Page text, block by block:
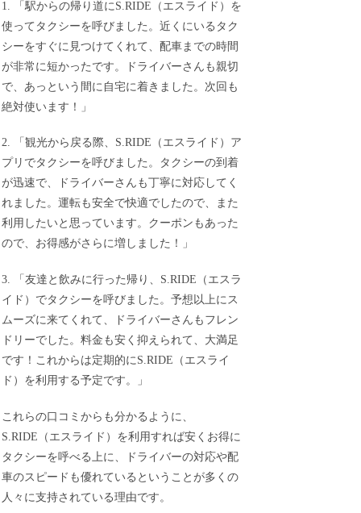
1. 「駅からの帰り道にS.RIDE（エスライド）を
使ってタクシーを呼びました。近くにいるタク
シーをすぐに見つけてくれて、配車までの時間
が非常に短かったです。ドライバーさんも親切
で、あっという間に自宅に着きました。次回も
絶対使います！」
2. 「観光から戻る際、S.RIDE（エスライド）ア
プリでタクシーを呼びました。タクシーの到着
が迅速で、ドライバーさんも丁寧に対応してく
れました。運転も安全で快適でしたので、また
利用したいと思っています。クーポンもあった
ので、お得感がさらに増しました！」
3. 「友達と飲みに行った帰り、S.RIDE（エスラ
イド）でタクシーを呼びました。予想以上にス
ムーズに来てくれて、ドライバーさんもフレン
ドリーでした。料金も安く抑えられて、大満足
です！これからは定期的にS.RIDE（エスライ
ド）を利用する予定です。」
これらの口コミからも分かるように、
S.RIDE（エスライド）を利用すれば安くお得に
タクシーを呼べる上に、ドライバーの対応や配
車のスピードも優れているということが多くの
人々に支持されている理由です。